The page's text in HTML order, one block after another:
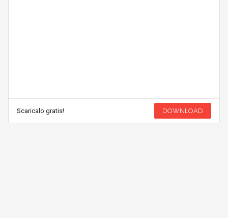
Scaricalo gratis! DOWNLOAD